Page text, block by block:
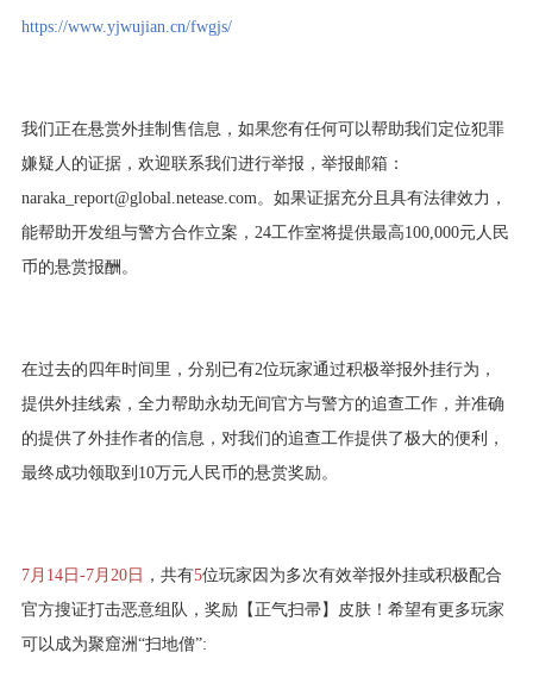
https://www.yjwujian.cn/fwgjs/
我们正在悬赏外挂制售信息，如果您有任何可以帮助我们定位犯罪
嫌疑人的证据，欢迎联系我们进行举报，举报邮箱：
naraka_report@global.netease.com。如果证据充分且具有法律效力，
能帮助开发组与警方合作立案，24工作室将提供最高100,000元人民
币的悬赏报酬。
在过去的四年时间里，分别已有2位玩家通过积极举报外挂行为，
提供外挂线索，全力帮助永劫无间官方与警方的追查工作，并准确
的提供了外挂作者的信息，对我们的追查工作提供了极大的便利，
最终成功领取到10万元人民币的悬赏奖励。
7月14日-7月20日 ，共有5位玩家因为多次有效举报外挂或积极配合
官方搜证打击恶意组队，奖励【正气扫帚】皮肤！希望有更多玩家
可以成为聚窟洲“扫地僧”: